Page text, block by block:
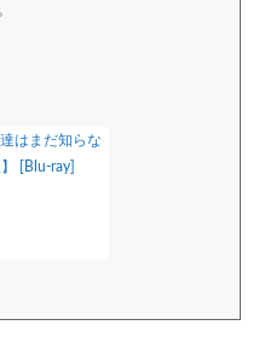
はまだ知らな
[Blu-ray]